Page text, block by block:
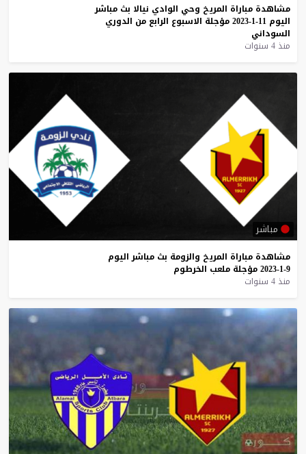
مشاهدة مباراة المريخ وحي الوادي نيالا بث مباشر
اليوم 11-1-2023 مؤجلة الاسبوع الرابع من الدوري
السوداني
منذ 4 سنوات
مباشر
مشاهدة مباراة المريخ والزومة بث مباشر اليوم
9-1-2023
مؤجلة ملعب الخرطوم
منذ 4 سنوات